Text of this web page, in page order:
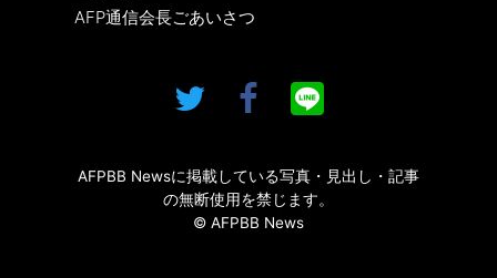
AFP通信会長ごあいさつ
AFPBB Newsに掲載している写真・見出し・記事
の無断使用を禁じます。
© AFPBB News